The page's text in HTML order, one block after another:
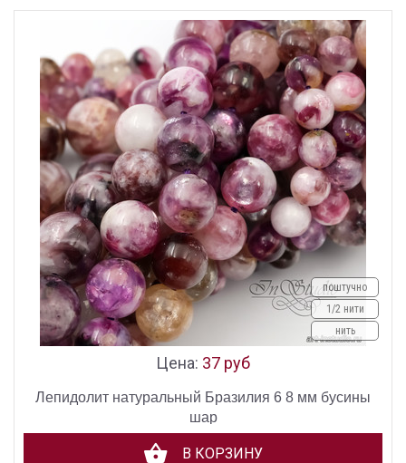
поштучно
1/2 нити
нить
Цена: 37 руб
Лепидолит натуральный Бразилия 6 8 мм бусины
шар
В КОРЗИНУ